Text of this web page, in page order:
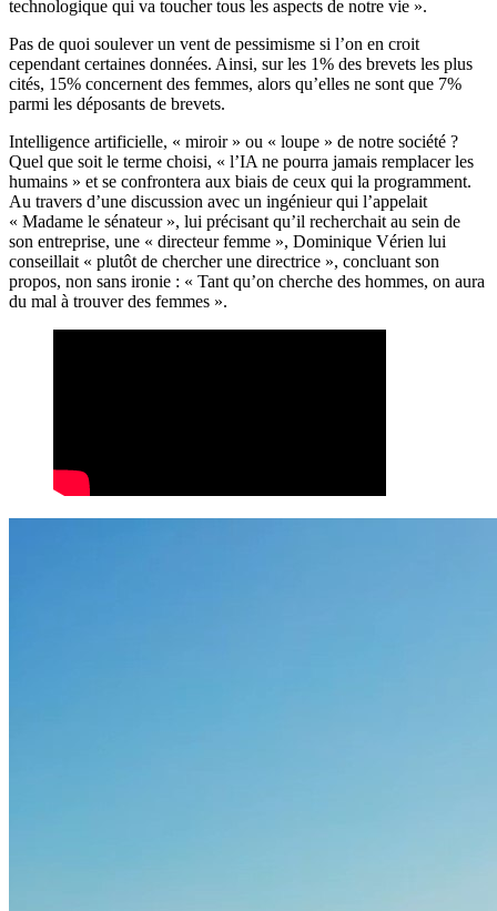
technologique qui va toucher tous les aspects de notre vie ».
Pas de quoi soulever un vent de pessimisme si l’on en croit
cependant certaines données. Ainsi, sur les 1% des brevets les plus
cités, 15% concernent des femmes, alors qu’elles ne sont que 7%
parmi les déposants de brevets.
Intelligence artificielle, « miroir » ou « loupe » de notre société ?
Quel que soit le terme choisi, « l’IA ne pourra jamais remplacer les
humains » et se confrontera aux biais de ceux qui la programment.
Au travers d’une discussion avec un ingénieur qui l’appelait
« Madame le sénateur », lui précisant qu’il recherchait au sein de
son entreprise, une « directeur femme », Dominique Vérien lui
conseillait « plutôt de chercher une directrice », concluant son
propos, non sans ironie : « Tant qu’on cherche des hommes, on aura
du mal à trouver des femmes ».